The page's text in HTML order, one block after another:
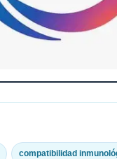
compatibilidad